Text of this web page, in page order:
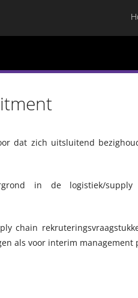
dat zich uitsluitend
in de logistiek/
chain
als voor interim management